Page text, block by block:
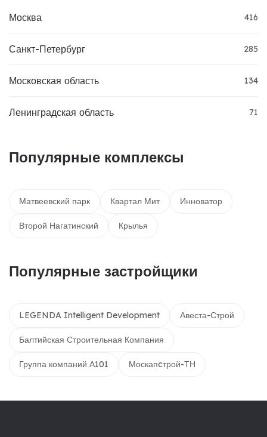
Москва 416
Санкт-Петербург 285
Московская область 134
Ленинградская область 71
Популярные комплексы
Матвеевский парк Квартал Мит Инноватор
Второй Нагатинский Крылья
Популярные застройщики
LEGENDA Intelligent Development Авеста-Строй
Балтийская Строительная Компания
Группа компаний А101 Москапcтрой-ТН